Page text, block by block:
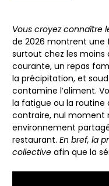
Vous croyez connaître
de 2026 montrent une
surtout chez les moins
courante, un repas
la précipitation, et
contamine l’aliment.
la fatigue ou la routine
contraire, nul moment
environnement
restaurant. En bref, la
collective afin que la